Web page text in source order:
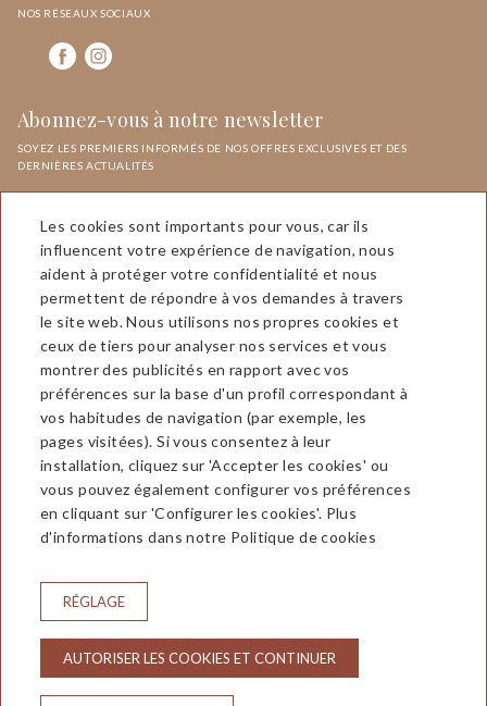
protection.
ENVOYER
NOS RÉSEAUX SOCIAUX
Abonnez-vous à notre newsletter
SOYEZ LES PREMIERS INFORMÉS DE NOS OFFRES EXCLUSIVES ET DES
DERNIÈRES ACTUALITÉS
Hotel Aran La Abuela
(Valle de Aran) Lleida
T. 973 64 00 50
hotelaran@hotelaran.net
POLITIQUE DE CONFIDENTIALITÉ
POLITIQUE DE COOKIES
Les cookies sont importants pour vous, car ils
influencent votre expérience de navigation, nous
aident à protéger votre confidentialité et nous
permettent de répondre à vos demandes à travers
le site web. Nous utilisons nos propres cookies et
ceux de tiers pour analyser nos services et vous
montrer des publicités en rapport avec vos
préférences sur la base d'un profil correspondant à
vos habitudes de navigation (par exemple, les
pages visitées). Si vous consentez à leur
installation, cliquez sur 'Accepter les cookies' ou
vous pouvez également configurer vos préférences
en cliquant sur 'Configurer les cookies'. Plus
d'informations dans notre Politique de cookies
RÉGLAGE
AUTORISER LES COOKIES ET CONTINUER